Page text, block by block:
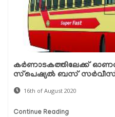
കര്‍ണാടകത്തിലേക്ക്
സ്‌പെഷ്യല്‍ ബസ് സര്‍വീസ് :
16th of August 2020
Continue Reading